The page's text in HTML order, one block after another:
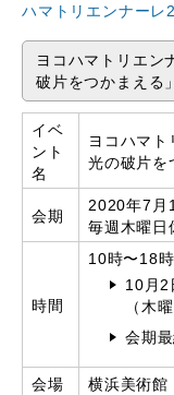
ハマトリエンナーレ
ヨコハマトリエ
破片をつかまえる」
イベ
ント
名
ヨコハマ
光の破片を
会期
2020年7月
毎週木曜日
時間
10時〜18時
10月2
（木
会期
会場 横浜美術館